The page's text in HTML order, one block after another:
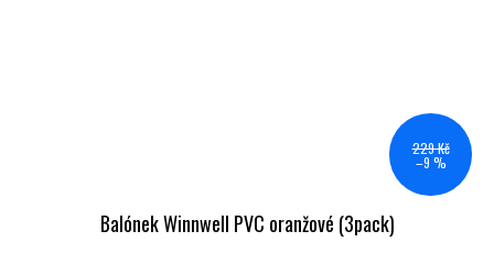
229 Kč
–9 %
Balónek Winnwell PVC oranžové (3pack)